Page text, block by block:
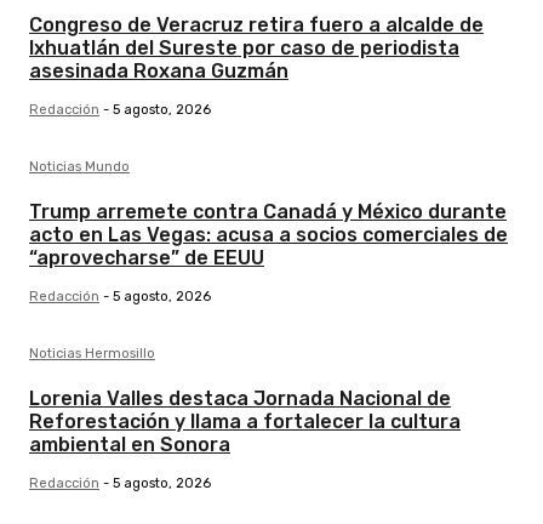
Congreso de Veracruz retira fuero a alcalde de
Ixhuatlán del Sureste por caso de periodista
asesinada Roxana Guzmán
Redacción - 5 agosto, 2026
Noticias Mundo
Trump arremete contra Canadá y México durante
acto en Las Vegas: acusa a socios comerciales de
“aprovecharse” de EEUU
Redacción - 5 agosto, 2026
Noticias Hermosillo
Lorenia Valles destaca Jornada Nacional de
Reforestación y llama a fortalecer la cultura
ambiental en Sonora
Redacción - 5 agosto, 2026